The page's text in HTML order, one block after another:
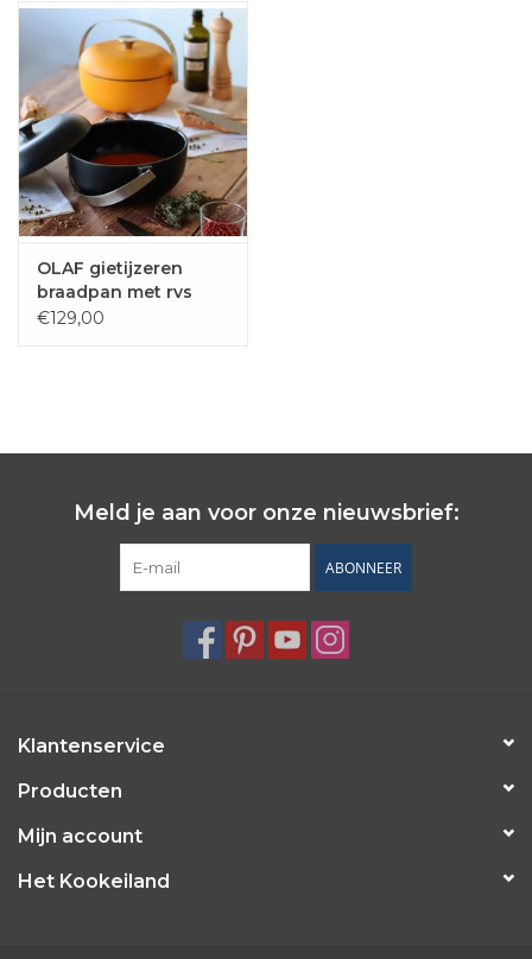
OLAF gietijzeren
braadpan met rvs
handvat
€129,00
Meld je aan voor onze nieuwsbrief:
ABONNEER
Klantenservice
Producten
Mijn account
Het Kookeiland